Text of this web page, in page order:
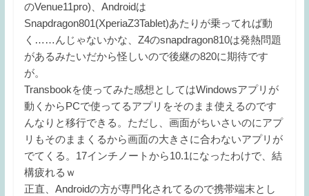
のVenue11pro)、Androidは
Snapdragon801(XperiaZ3Tablet)あたりが乗ってれば動
く……んじゃないかな、Z4のsnapdragon810は発熱問題
があるみたいだから怪しいので後継の820に期待です
が。
Transbookを使ってみた感想としてはWindowsアプリが
動くからPCで使ってるアプリをそのまま使えるのです
んなりと移行できる。ただし、画面がちいさいのにアプ
リもそのままくるから画面の大きさに合わないアプリが
でてくる。17インチノートから10.1になったわけで、結
構疲れるｗ
正直、Androidの方が専門化されてるので携帯端末とし